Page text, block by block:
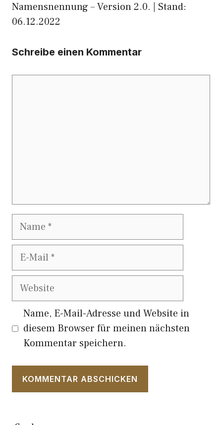
Namensnennung – Version 2.0. | Stand:
06.12.2022
Schreibe einen Kommentar
Name
E-
Website
Name, E-Mail-Adresse und Website in
diesem Browser für meinen nächsten
Kommentar speichern.